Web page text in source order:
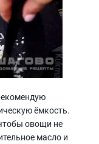
ёмкость.
овощи не
масло и